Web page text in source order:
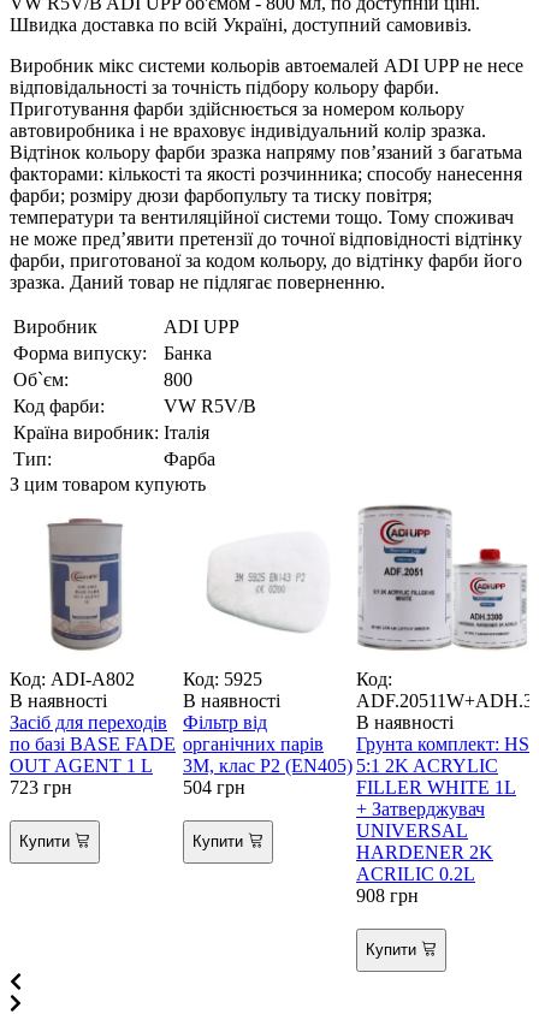
Швидка доставка по всій Україні, доступний самовивіз.
Виробник мікс системи кольорів автоемалей ADI UPP не несе
відповідальності за точність підбору кольору фарби.
Приготування фарби здійснюється за номером кольору
автовиробника і не враховує індивідуальний колір зразка.
Відтінок кольору фарби зразка напряму пов’язаний з багатьма
факторами: кількості та якості розчинника; способу нанесення
фарби; розміру дюзи фарбопульту та тиску повітря;
температури та вентиляційної системи тощо. Тому споживач
не може пред’явити претензії до точної відповідності відтінку
фарби, приготованої за кодом кольору, до відтінку фарби його
зразка. Даний товар не підлягає поверненню.
Виробник
ADI UPP
Форма випуску:
Банка
Об`єм:
800
Код фарби:
VW R5V/B
Країна виробник: Італія
Тип:
Фарба
З цим товаром купують
Код: ADI-A802
В наявності
Засіб для переходів
по базі BASE FADE
OUT AGENT 1 L
723 грн
Купити
Код: 5925
В наявності
Фільтр від
органічних парів
3М, клас Р2 (EN405)
504 грн
Купити
Код:
В наявності
Грунта комплект: HS
5:1 2K ACRYLIC
FILLER WHITE 1L
+ Затверджувач
UNIVERSAL
HARDENER 2K
ACRILIC 0.2L
908 грн
Купити